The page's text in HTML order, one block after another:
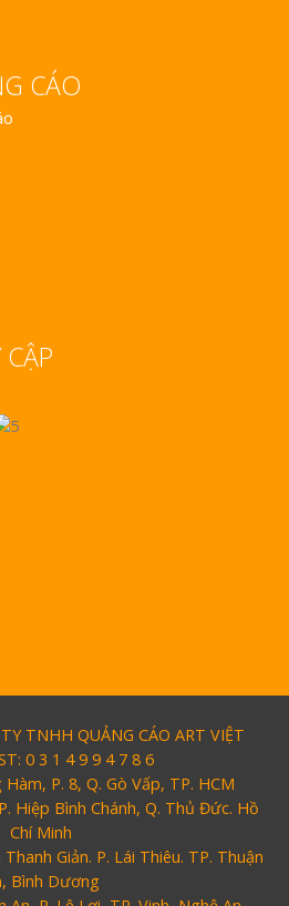
CÁO
TNHH QUẢNG CÁO ART VIỆT
0 3 1 4 9 9 4 7 8 6
P. 8, Q. Gò Vấp, TP. HCM
Hiệp Bình Chánh, Q. Thủ Đức. Hồ
Chí Minh
Giản. P. Lái Thiêu. TP. Thuận
Bình Dương